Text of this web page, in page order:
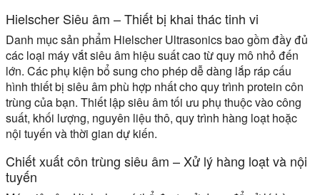
Hielscher Siêu âm – Thiết bị khai thác tinh vi
Danh mục sản phẩm Hielscher Ultrasonics bao gồm đầy đủ
các loại máy vắt siêu âm hiệu suất cao từ quy mô nhỏ đến
lớn. Các phụ kiện bổ sung cho phép dễ dàng lắp ráp cấu
hình thiết bị siêu âm phù hợp nhất cho quy trình protein côn
trùng của bạn. Thiết lập siêu âm tối ưu phụ thuộc vào công
suất, khối lượng, nguyên liệu thô, quy trình hàng loạt hoặc
nội tuyến và thời gian dự kiến.
Chiết xuất côn trùng siêu âm – Xử lý hàng loạt và nội
tuyến